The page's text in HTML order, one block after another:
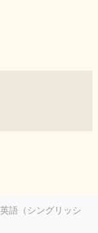
語（シングリッシ